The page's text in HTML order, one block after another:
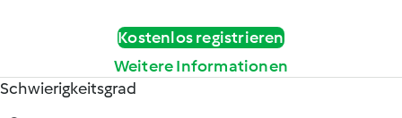
Kostenlos registrieren
Weitere Informationen
Schwierigkeitsgrad